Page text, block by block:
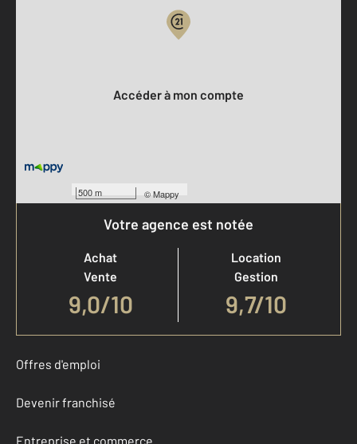
500 m ©Mappy
Accéder à mon compte
Votre agence est notée
Achat
Vente
9,0/10
Location
Gestion
9,7/10
Offres d'emploi
Devenir franchisé
Entreprise et commerce